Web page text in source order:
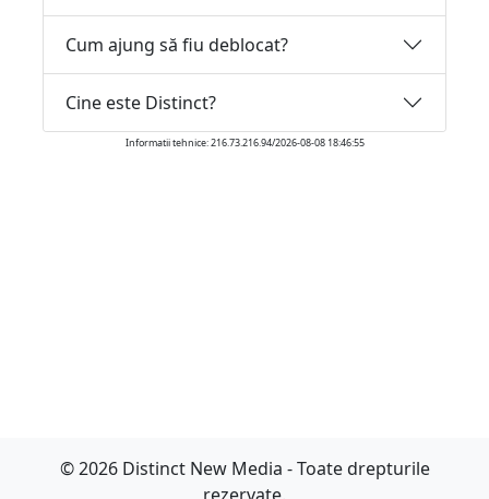
Cum ajung să fiu deblocat?
Cine este Distinct?
Informatii tehnice: 216.73.216.94/2026-08-08 18:46:55
© 2026 Distinct New Media - Toate drepturile